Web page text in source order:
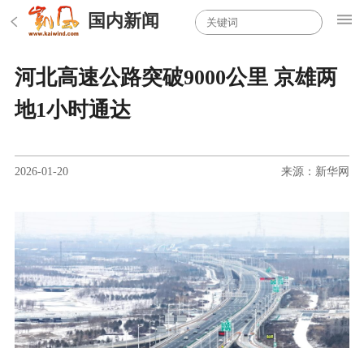
国内新闻
河北高速公路突破9000公里 京雄两
地1小时通达
2026-01-20 来源：新华网